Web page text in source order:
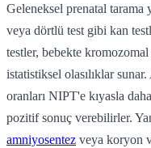
Geleneksel prenatal
veya dörtlü test gibi kan
testler, bebekte
istatistiksel olasılıklar
oranları NIPT'e kıyasla
pozitif sonuç verebilirler.
amniyosentez veya koryon